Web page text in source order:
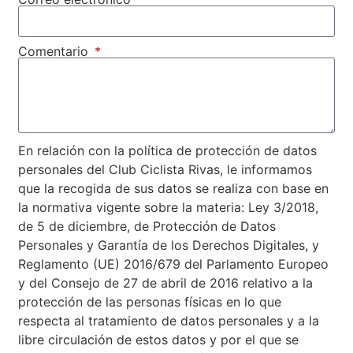
Comentario
En relación con la política de protección de datos
personales del Club Ciclista Rivas, le informamos
que la recogida de sus datos se realiza con base en
la normativa vigente sobre la materia: Ley 3/2018,
de 5 de diciembre, de Protección de Datos
Personales y Garantía de los Derechos Digitales, y
Reglamento (UE) 2016/679 del Parlamento Europeo
y del Consejo de 27 de abril de 2016 relativo a la
protección de las personas físicas en lo que
respecta al tratamiento de datos personales y a la
libre circulación de estos datos y por el que se